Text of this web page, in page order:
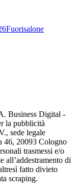
Fuorisalone
Business Digital -
la pubblicità
sede legale
46, 20093 Cologno
trasmessi e/o
all’addestramento di
fatto divieto
scraping.